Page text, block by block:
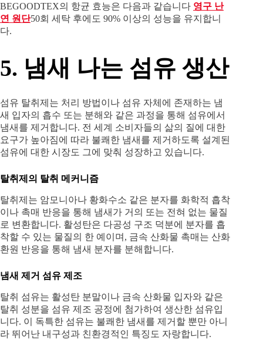
BEGOODTEX의 항균 효능은 다음과 같습니다 영구 난
연 원단50회 세탁 후에도 90% 이상의 성능을 유지합니
다.
5. 냄새 나는 섬유 생산
섬유 탈취제는 처리 방법이나 섬유 자체에 존재하는 냄
새 입자의 흡수 또는 분해와 같은 과정을 통해 섬유에서
냄새를 제거합니다. 전 세계 소비자들의 삶의 질에 대한
요구가 높아짐에 따라 불쾌한 냄새를 제거하도록 설계된
섬유에 대한 시장도 그에 맞춰 성장하고 있습니다.
탈취제의 탈취 메커니즘
탈취제는 암모니아나 황화수소 같은 분자를 화학적 흡착
이나 촉매 반응을 통해 냄새가 거의 또는 전혀 없는 물질
로 변환합니다. 활성탄은 다공성 구조 덕분에 분자를 흡
착할 수 있는 물질의 한 예이며, 금속 산화물 촉매는 산화
환원 반응을 통해 냄새 분자를 분해합니다.
냄새 제거 섬유 제조
탈취 섬유는 활성탄 분말이나 금속 산화물 입자와 같은
탈취 성분을 섬유 제조 공정에 첨가하여 생산한 섬유입
니다. 이 독특한 섬유는 불쾌한 냄새를 제거할 뿐만 아니
라 뛰어난 내구성과 친환경적인 특징도 자랑합니다.